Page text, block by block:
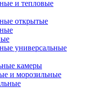
и тепловые
открытые
универсальные
камеры
и морозильные